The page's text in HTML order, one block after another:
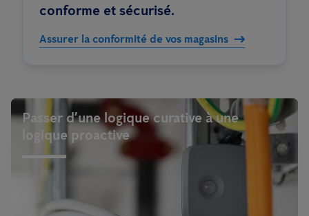
conforme et sécurisé.
Assurer la conformité de vos magasins
Passer d’une logique curative à une
logique proactive